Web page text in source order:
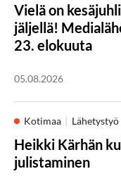
Vielä on
jäljellä!
23. elokuuta
05.08.2026
Kotimaa Lähetystyö
Heikki Kärhän
julistaminen